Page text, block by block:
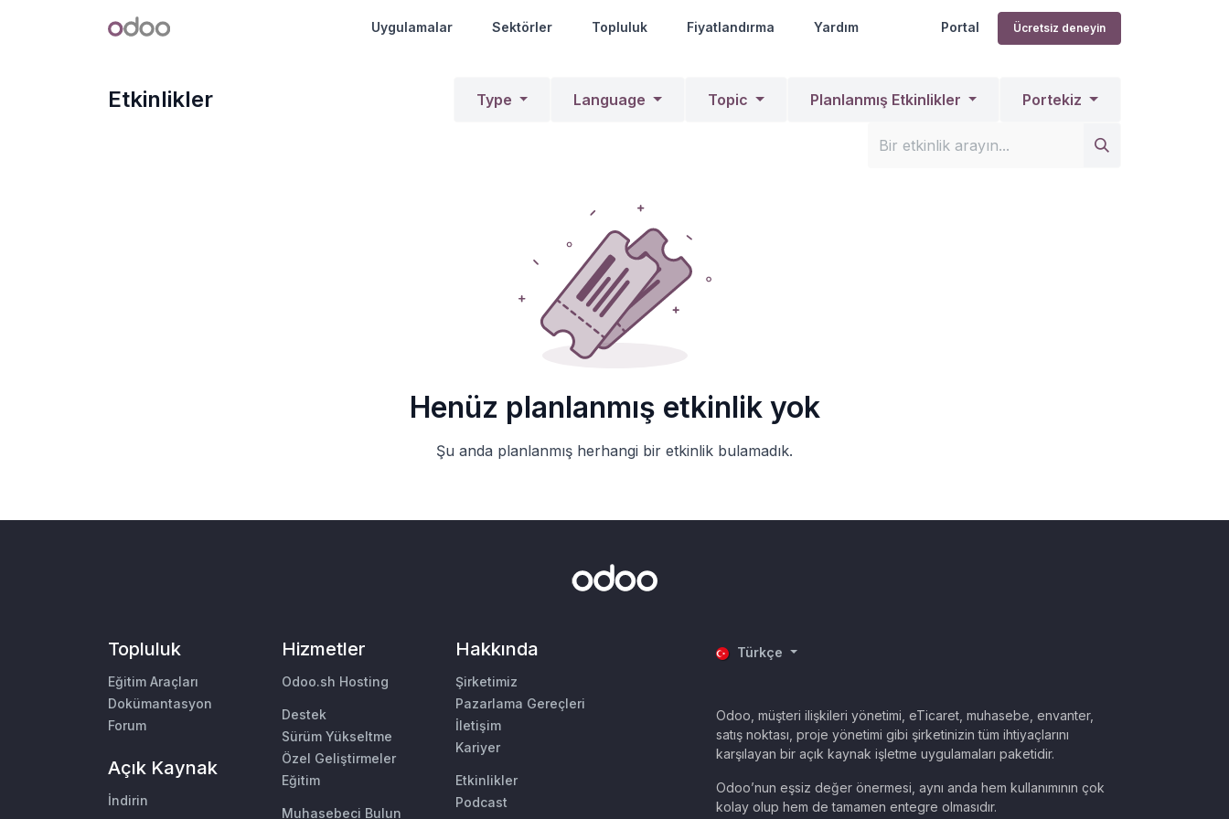
Odoo Portal Ücretsiz deneyin
Uygulamalar Sektörler Topluluk Fiyatlandırma Yardım
Etkinlikler Type Language Topic Planlanmış Etkinlikler Portekiz
Henüz planlanmış etkinlik yok
Şu anda planlanmış herhangi bir etkinlik bulamadık.
Topluluk
Eğitim Araçları
Dokümantasyon
Forum
Açık Kaynak
İndirin
Hizmetler
Odoo.sh Hosting
Destek
Sürüm Yükseltme
Özel Geliştirmeler
Eğitim
Muhasebeci Bulun
Hakkında
Şirketimiz
Pazarlama Gereçleri
İletişim
Kariyer
Etkinlikler
Podcast
Türkçe
Odoo, müşteri ilişkileri yönetimi, eTicaret, muhasebe, envanter,
satış noktası, proje yönetimi gibi şirketinizin tüm ihtiyaçlarını
karşılayan bir açık kaynak işletme uygulamaları paketidir.
Odoo’nun eşsiz değer önermesi, aynı anda hem kullanımının çok
kolay olup hem de tamamen entegre olmasıdır.